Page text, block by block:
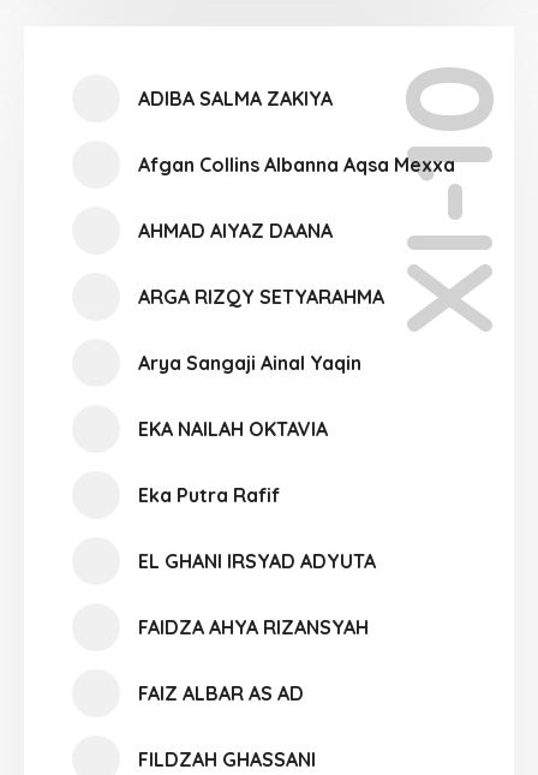
XI-10
ADIBA SALMA ZAKIYA
Afgan Collins Albanna Aqsa Mexxa
AHMAD AIYAZ DAANA
ARGA RIZQY SETYARAHMA
Arya Sangaji Ainal Yaqin
EKA NAILAH OKTAVIA
Eka Putra Rafif
EL GHANI IRSYAD ADYUTA
FAIDZA AHYA RIZANSYAH
FAIZ ALBAR AS AD
FILDZAH GHASSANI